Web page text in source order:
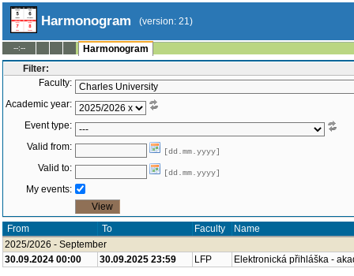
Harmonogram (version: 21)
--:--
Harmonogram
Filter:
Faculty:
Academic year:
Event type:
Valid from:
[dd.mm.yyyy]
Valid to: [dd.mm.yyyy]
My events:
From To Faculty
Name
2025/2026 - September
30.09.2024 00:00
30.09.2025 23:59 LFP Elektronická přihláška -